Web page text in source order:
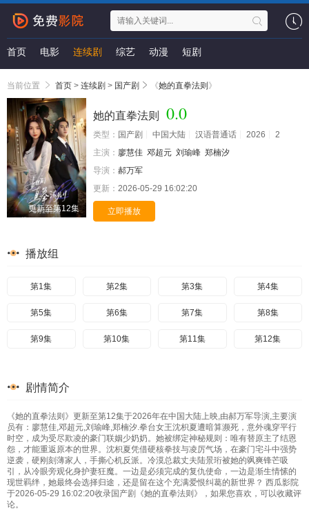
首页 电影 连续剧 综艺 动漫 短剧
当前位置 首页 > 连续剧 > 国产剧 《她的直拳法则 》
更新至第12集
她的直拳法则 0.0
类型： 国产剧 中国大陆 汉语普通话 2026
2
主演： 廖慧佳 邓超元 刘瑜峰 郑楠汐
导演： 郝万军
更新： 2026-05-29 16:02:20
立即播放
播放组
第1集 第2集 第3集 第4集
第5集 第6集 第7集 第8集
第9集 第10集 第11集 第12集
剧情简介
《她的直拳法则》更新至第12集于2026年在中国大陆上映,由郝万军导演,主要演
员有：廖慧佳,邓超元,刘瑜峰,郑楠汐.拳台女王沈枳夏遭暗算濒死，意外魂穿平行
时空，成为受尽欺凌的豪门联姻少奶奶。她被绑定神秘规则：唯有替原主了结恩
怨，才能重返原本的世界。沈枳夏凭借硬核拳技与凌厉气场，在豪门宅斗中强势
逆袭，硬刚刻薄家人，手撕心机反派。冷漠总裁丈夫陆景珩被她的飒爽锋芒吸
引，从冷眼旁观化身护妻狂魔。一边是必须完成的复仇使命，一边是渐生情愫的
现世羁绊，她最终会选择归途，还是留在这个充满爱恨纠葛的新世界？ 西瓜影院
于2026-05-29 16:02:20收录国产剧《她的直拳法则》，如果您喜欢，可以收藏评
论。